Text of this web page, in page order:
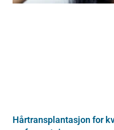
Hårtransplantasjon for